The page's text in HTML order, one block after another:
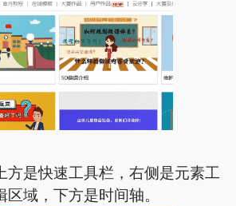
方是快速工具栏，右侧是元素工
域，下方是时间轴。